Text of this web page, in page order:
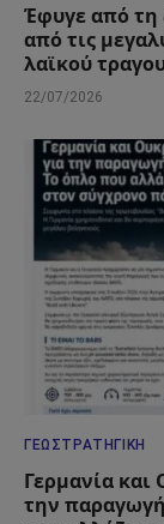
Έφυγε από τη
από τις
λαϊκού
22/07/2026
ΓΕΩΣΤΡΑΤΗΓΙΚΉ
Γερμανία και
την